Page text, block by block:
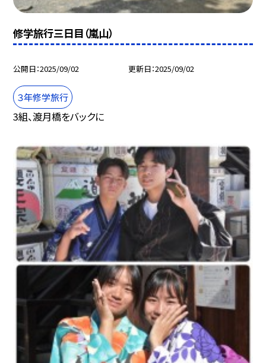
修学旅行三日目（嵐山）
公開日 2025/09/02 更新日 2025/09/02
３年修学旅行
3組、渡月橋をバックに